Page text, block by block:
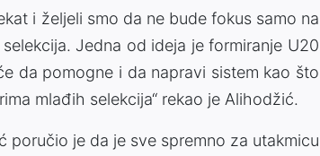
i željeli smo da ne bude fokus samo na
Jedna od ideja je formiranje U20
da pomogne i da napravi sistem kao što
mlađih selekcija“ rekao je Alihodžić.
poručio je da je sve spremno za utakmicu